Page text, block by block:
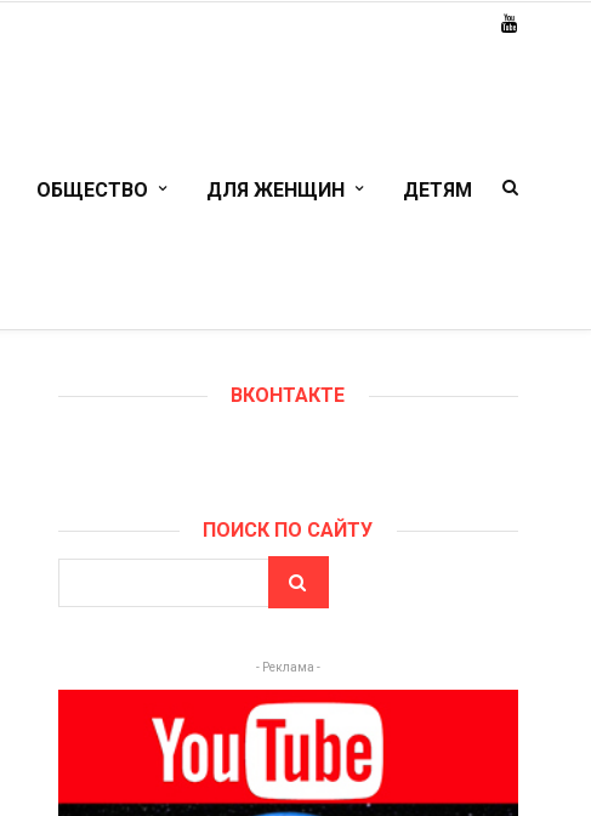
ОБЩЕСТВО ДЛЯ ЖЕНЩИН ДЕТЯМ
ВКОНТАКТЕ
ПОИСК ПО САЙТУ
- Реклама -